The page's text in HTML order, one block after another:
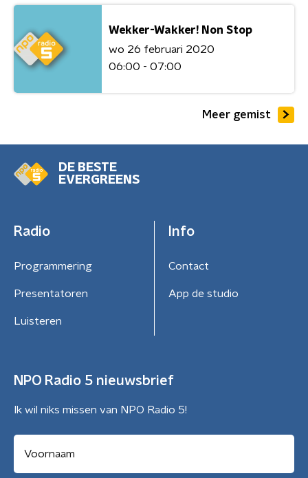
Wekker-Wakker! Non Stop
wo 26 februari 2020
06:00 - 07:00
Meer gemist
DE BESTE
EVERGREENS
Radio
Programmering
Presentatoren
Luisteren
Info
Contact
App de studio
NPO Radio 5 nieuwsbrief
Ik wil niks missen van NPO Radio 5!